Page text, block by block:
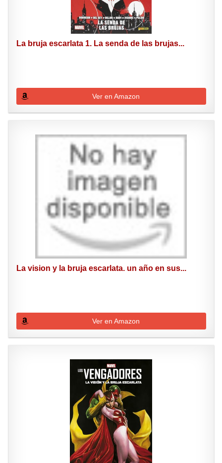
La bruja escarlata 1. La senda de las brujas...
Ver en Amazon
La vision y la bruja escarlata. un año en sus...
Ver en Amazon